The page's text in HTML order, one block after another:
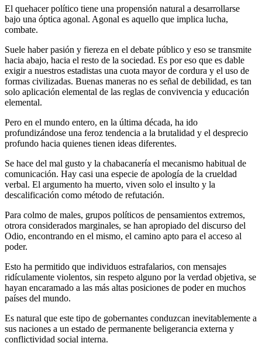
El quehacer político tiene una propensión natural a desarrollarse
bajo una óptica agonal. Agonal es aquello que implica lucha,
combate.
Suele haber pasión y fiereza en el debate público y eso se transmite
hacia abajo, hacia el resto de la sociedad. Es por eso que es dable
exigir a nuestros estadistas una cuota mayor de cordura y el uso de
formas civilizadas. Buenas maneras no es señal de debilidad, es tan
solo aplicación elemental de las reglas de convivencia y educación
elemental.
Pero en el mundo entero, en la última década, ha ido
profundizándose una feroz tendencia a la brutalidad y el desprecio
profundo hacia quienes tienen ideas diferentes.
Se hace del mal gusto y la chabacanería el mecanismo habitual de
comunicación. Hay casi una especie de apología de la crueldad
verbal. El argumento ha muerto, viven solo el insulto y la
descalificación como método de refutación.
Para colmo de males, grupos políticos de pensamientos extremos,
otrora considerados marginales, se han apropiado del discurso del
Odio, encontrando en el mismo, el camino apto para el acceso al
poder.
Esto ha permitido que individuos estrafalarios, con mensajes
ridículamente violentos, sin respeto alguno por la verdad objetiva, se
hayan encaramado a las más altas posiciones de poder en muchos
países del mundo.
Es natural que este tipo de gobernantes conduzcan inevitablemente a
sus naciones a un estado de permanente beligerancia externa y
conflictividad social interna.